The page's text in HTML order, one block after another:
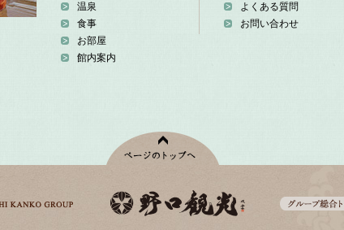
温泉
食事
お部屋
館内案内
よくある質問
お問い合わせ